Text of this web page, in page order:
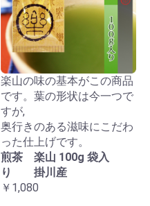
楽山の味の基本がこの商品
です。葉の形状は今一つで
すが,
奥行きのある滋味にこだわ
った仕上げです。
煎茶 楽山 100g 袋入
り 掛川産
￥1,080